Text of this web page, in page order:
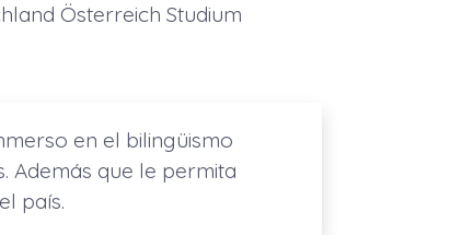
Österreich Studium
en el bilingüismo
Además que le permita
país.